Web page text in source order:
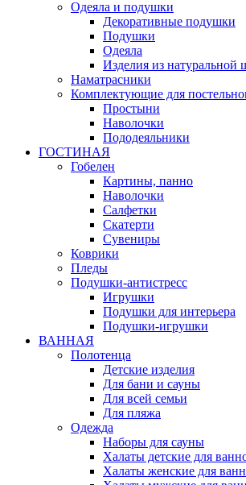
Одеяла и подушки
Декоративные подушки
Подушки
Одеяла
Изделия из натуральной
Наматраcники
Комплектующие для
Простыни
Наволочки
Пододеяльники
ГОСТИНАЯ
Гобелен
Картины, панно
Наволочки
Салфетки
Скатерти
Сувениры
Коврики
Пледы
Подушки-антистресс
Игрушки
Подушки для интерьера
Подушки-игрушки
ВАННАЯ
Полотенца
Детские изделия
Для бани и сауны
Для всей семьи
Для пляжа
Одежда
Наборы для сауны
Халаты детские для
Халаты женские для